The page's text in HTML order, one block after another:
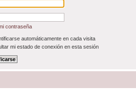
contraseña
automáticamente en cada visita
mi estado de conexión en esta sesión